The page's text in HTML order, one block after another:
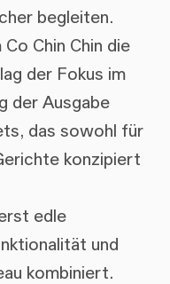
begleiten.
Chin Chin die
der Fokus im
der Ausgabe
das sowohl für
konzipiert
edle
und
kombiniert.